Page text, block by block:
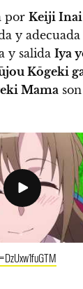
por Keiji Inai
y
y salida Iya
Kōgeki
Mama